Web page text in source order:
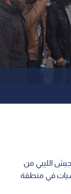
الليبي من
في منطقة